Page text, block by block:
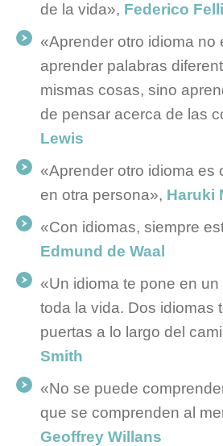
de la vida», Federico
«Aprender otro idioma no
aprender palabras
mismas cosas, sino
de pensar acerca de las
Lewis
«Aprender otro idioma es
en otra persona», Haruki
«Con idiomas, siempre
Edmund de Waal
«Un idioma te pone en
toda la vida. Dos idiomas
puertas a lo largo del
Smith
«No se puede
que se comprenden al
Geoffrey Willans